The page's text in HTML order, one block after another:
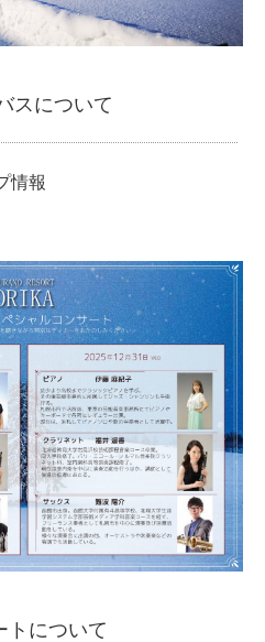
スについて
情報
トについて